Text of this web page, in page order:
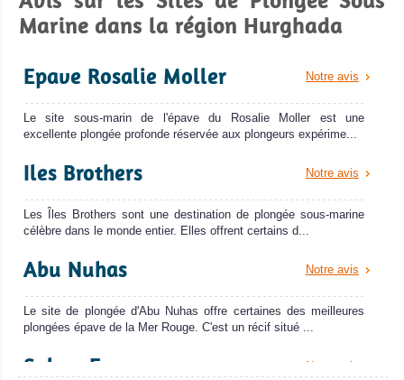
Marine dans la région Hurghada
Notre avis
Epave Rosalie Moller
Le site sous-marin de l'épave du Rosalie Moller est une
excellente plongée profonde réservée aux plongeurs expérime...
Notre avis
Iles Brothers
Les Îles Brothers sont une destination de plongée sous-marine
célèbre dans le monde entier. Elles offrent certains d...
Notre avis
Abu Nuhas
Le site de plongée d'Abu Nuhas offre certaines des meilleures
plongées épave de la Mer Rouge. C'est un récif situé ...
Notre avis
Salem Express